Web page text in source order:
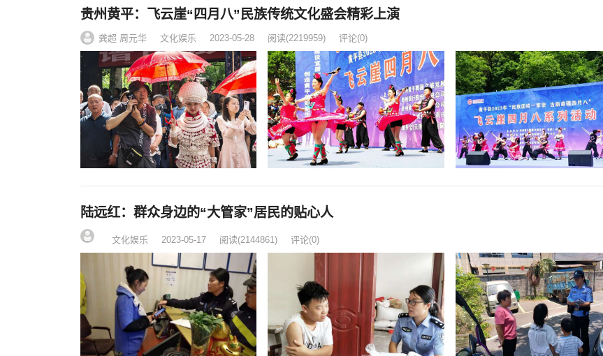
贵州黄平：飞云崖“四月八”民族传统文化盛会精彩上演
龚超 周元华 文化娱乐 2023-05-28 阅读(2219959) 评论(0)
陆远红：群众身边的“大管家”居民的贴心人
文化娱乐 2023-05-17 阅读(2144861) 评论(0)